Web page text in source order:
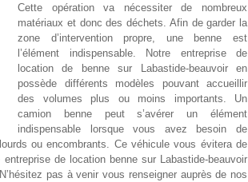
Cette opération va nécessiter de nombreux
matériaux et donc des déchets. Afin de garder la
zone d’intervention propre, une benne est
l’élément indispensable. Notre entreprise de
location de benne sur Labastide-beauvoir en
possède différents modèles pouvant accueillir
des volumes plus ou moins importants. Un
camion benne peut s’avérer un élément
indispensable lorsque vous avez besoin de
ou encombrants. Ce véhicule vous évitera de
de location benne sur Labastide-beauvoir
pas à venir vous renseigner auprès de nos